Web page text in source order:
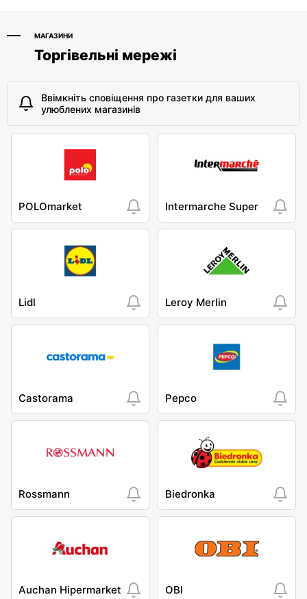
МАГАЗИНИ
Торгівельні мережі
Ввімкніть сповіщення про газетки для ваших
улюблених магазинів
POLOmarket Intermarche Super
Lidl Leroy Merlin
Castorama Pepco
Rossmann Biedronka
Auchan Hipermarket OBI